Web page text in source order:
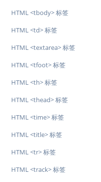
HTML <tbody> 标签
HTML <td> 标签
HTML <textarea> 标签
HTML <tfoot> 标签
HTML <th> 标签
HTML <thead> 标签
HTML <time> 标签
HTML <title> 标签
HTML <tr> 标签
HTML <track> 标签